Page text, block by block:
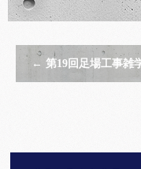
← 第19回足場工事雑